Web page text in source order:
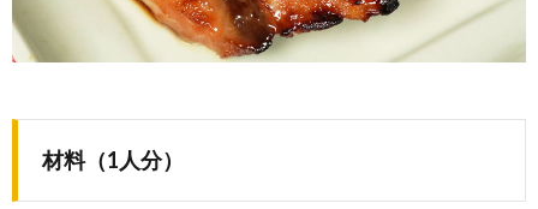
材料（1人分）